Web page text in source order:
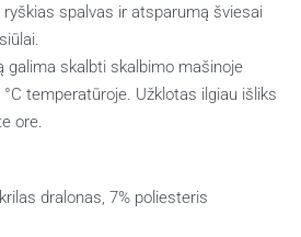
spalvas ir atsparumą šviesai
galima skalbti skalbimo mašinoje
temperatūroje. Užklotas ilgiau išliks
ore.
dralonas, 7% poliesteris